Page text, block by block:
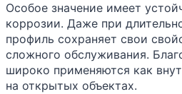
Особое значение имеет
коррозии. Даже при
профиль сохраняет свои
сложного обслуживания.
широко применяются как
на открытых объектах.